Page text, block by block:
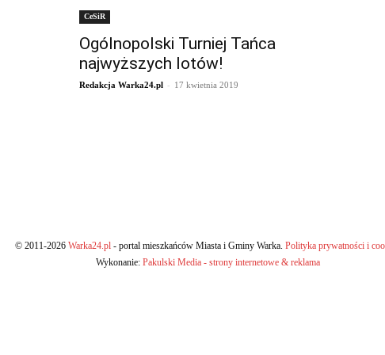
CeSiR
Ogólnopolski Turniej Tańca
najwyższych lotów!
Redakcja Warka24.pl - 17 kwietnia 2019
© 2011-2026 Warka24.pl - portal mieszkańców Miasta i Gminy Warka. Polityka prywatności i
Wykonanie: Pakulski Media - strony internetowe & reklama